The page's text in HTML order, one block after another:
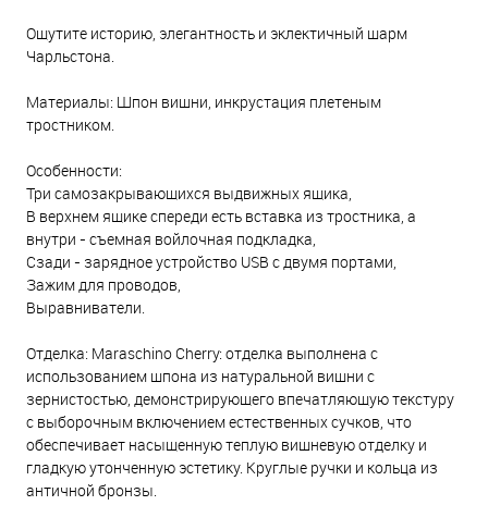
Ощутите историю, элегантность и эклектичный шарм
Чарльстона.
Материалы: Шпон вишни, инкрустация плетеным
тростником.
Особенности:
Три самозакрывающихся выдвижных ящика,
В верхнем ящике спереди есть вставка из тростника, а
внутри - съемная войлочная подкладка,
Сзади - зарядное устройство USB с двумя портами,
Зажим для проводов,
Выравниватели.
Отделка: Maraschino Cherry: отделка выполнена с
использованием шпона из натуральной вишни с
зернистостью, демонстрирующего впечатляющую текстуру
с выборочным включением естественных сучков, что
обеспечивает насыщенную теплую вишневую отделку и
гладкую утонченную эстетику. Круглые ручки и кольца из
античной бронзы.